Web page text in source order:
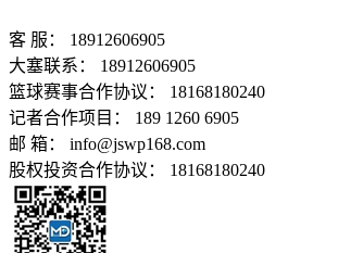
客 服： 18912606905
大塞联系： 18912606905
篮球赛事合作协议： 18168180240
记者合作项目： 189 1260 6905
邮 箱： info@jswp168.com
股权投资合作协议： 18168180240